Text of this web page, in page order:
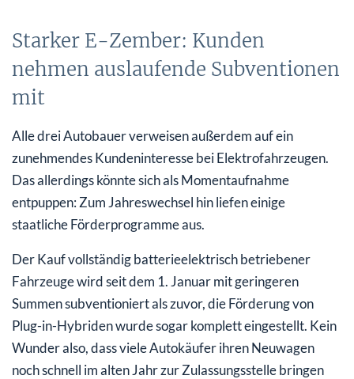
Starker E-Zember: Kunden
nehmen auslaufende Subventionen
mit
Alle drei Autobauer verweisen außerdem auf ein
zunehmendes Kundeninteresse bei Elektrofahrzeugen.
Das allerdings könnte sich als Momentaufnahme
entpuppen: Zum Jahreswechsel hin liefen einige
staatliche Förderprogramme aus.
Der Kauf vollständig batterieelektrisch betriebener
Fahrzeuge wird seit dem 1. Januar mit geringeren
Summen subventioniert als zuvor, die Förderung von
Plug-in-Hybriden wurde sogar komplett eingestellt. Kein
Wunder also, dass viele Autokäufer ihren Neuwagen
noch schnell im alten Jahr zur Zulassungsstelle bringen